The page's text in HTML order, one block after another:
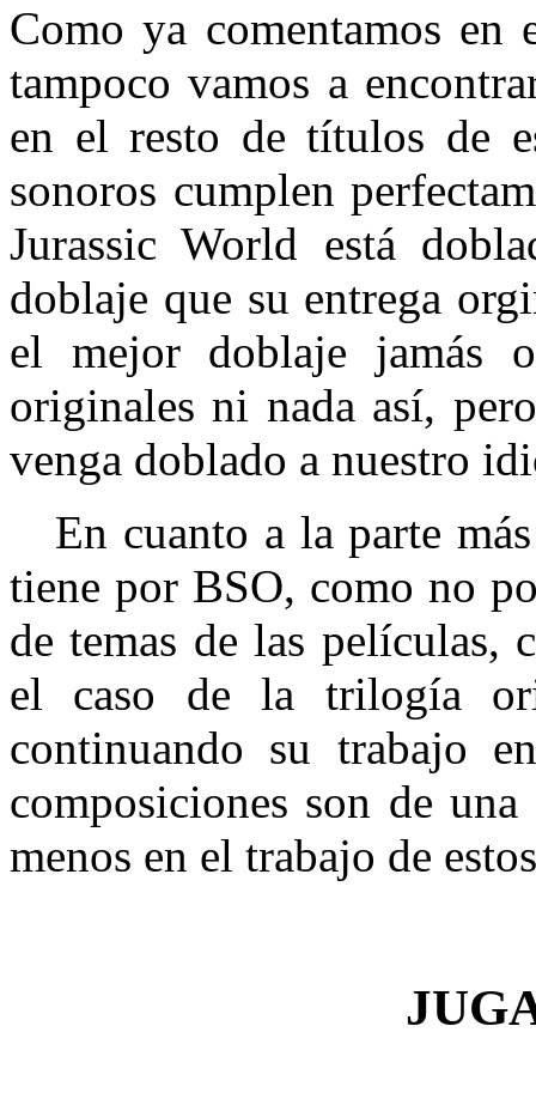
Como ya comentamos en
tampoco vamos a
en el resto de títulos de
sonoros cumplen
Jurassic World está
doblaje que su entrega
el mejor doblaje jamás
originales ni nada así,
venga doblado a nuestro
En cuanto a la parte
tiene por BSO, como no
de temas de las películas,
el caso de la trilogía
continuando su trabajo
composiciones son de
menos en el trabajo de